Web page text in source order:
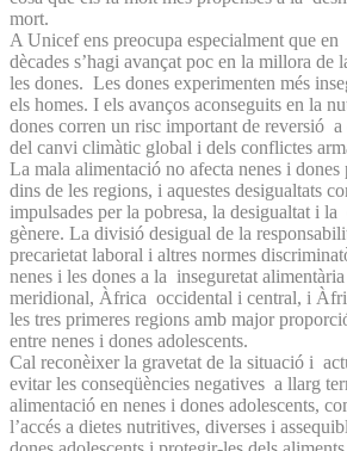
mort.
A Unicef ens preocupa especialment que en
dècades s’hagi avançat poc en la millora de
les dones. Les dones experimenten més
els homes. I els avanços aconseguits en la
dones corren un risc important de reversió
del canvi climàtic global i dels conflictes
La mala alimentació no afecta nenes i
dins de les regions, i aquestes desigualtats
impulsades per la pobresa, la desigualtat i
gènere. La divisió desigual de la
precarietat laboral i altres normes
nenes i les dones a la inseguretat
meridional, Àfrica occidental i central, i
les tres primeres regions amb major
entre nenes i dones adolescents.
Cal reconèixer la gravetat de la situació i
evitar les conseqüències negatives a llarg
alimentació en nenes i dones adolescents,
l’accés a dietes nutritives, diverses i